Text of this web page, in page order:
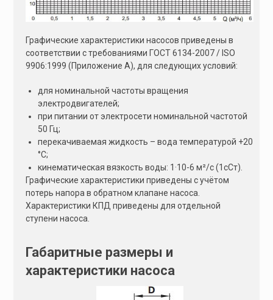
Графические характеристики насосов приведены в
соответствии с требованиями ГОСТ 6134-2007 / ISO
9906:1999 (Приложение А), для следующих условий:
для номинальной частоты вращения
электродвигателей;
при питании от электросети номинальной частотой
50 Гц;
перекачиваемая жидкость – вода температурой +20
°С;
кинематическая вязкость воды: 1·10-6 м²/с (1сСт).
Графические характеристики приведены с учётом
потерь напора в обратном клапане насоса.
Характеристики КПД приведены для отдельной
ступени насоса.
Габаритные размеры и
характеристики насоса